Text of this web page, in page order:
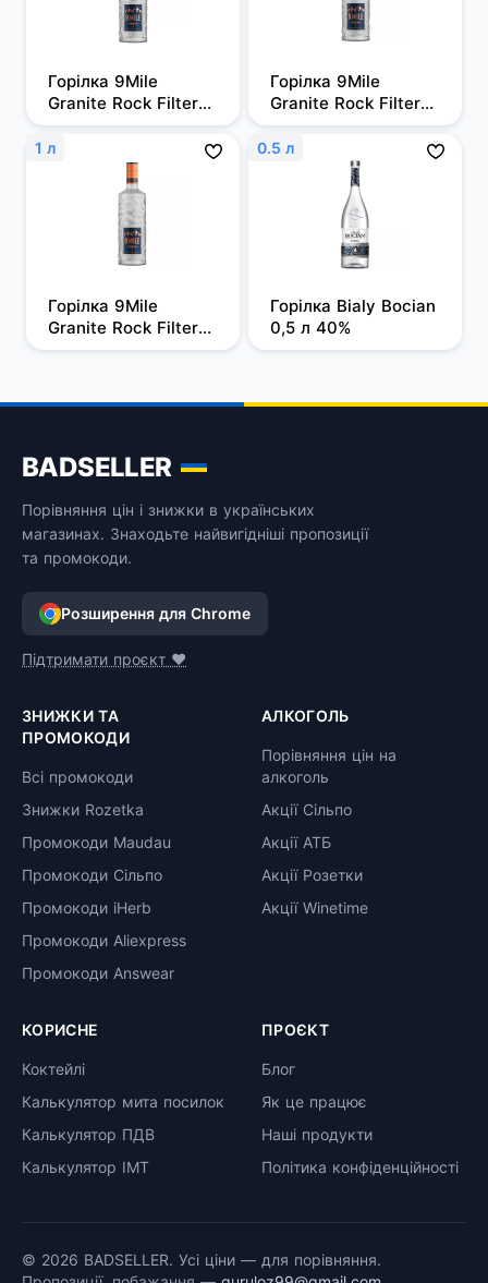
Горілка 9Mile
Granite Rock Filtered
0,5л, 37,5%
Горілка 9Mile
Granite Rock Filtered
0,7 л, 37,5%
1 л
Горілка 9Mile
Granite Rock Filtered
1 л, 37,5%
0.5 л
Горілка Bialy Bocian
0,5 л 40%
BADSELLER
Порівняння цін і знижки в українських
магазинах. Знаходьте найвигідніші пропозиції
та промокоди.
Розширення для Chrome
Підтримати проєкт ❤️
ЗНИЖКИ ТА
ПРОМОКОДИ
Всі промокоди
Знижки Rozetka
Промокоди Maudau
Промокоди Сільпо
Промокоди iHerb
Промокоди Aliexpress
Промокоди Answear
АЛКОГОЛЬ
Порівняння цін на
алкоголь
Акції Сільпо
Акції АТБ
Акції Розетки
Акції Winetime
КОРИСНЕ
Коктейлі
Калькулятор мита посилок
Калькулятор ПДВ
Калькулятор ІМТ
ПРОЄКТ
Блог
Як це працює
Наші продукти
Політика конфіденційності
© 2026 BADSELLER. Усі ціни — для порівняння.